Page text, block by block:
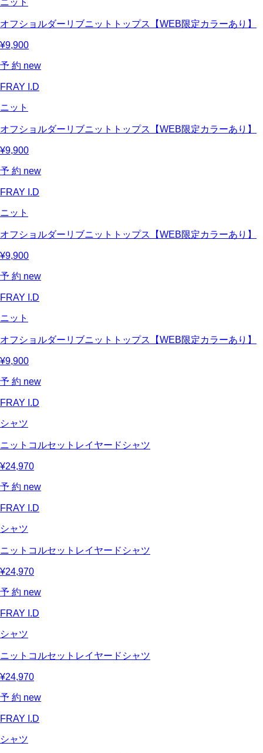
オフショルダーリブニットトップス【WEB限定カラーあり】
¥9,900
予 約 new
FRAY I.D
ニット
オフショルダーリブニットトップス【WEB限定カラーあり】
¥9,900
予 約 new
FRAY I.D
ニット
オフショルダーリブニットトップス【WEB限定カラーあり】
¥9,900
予 約 new
FRAY I.D
ニット
オフショルダーリブニットトップス【WEB限定カラーあり】
¥9,900
予 約 new
FRAY I.D
シャツ
ニットコルセットレイヤードシャツ
¥24,970
予 約 new
FRAY I.D
シャツ
ニットコルセットレイヤードシャツ
¥24,970
予 約 new
FRAY I.D
シャツ
ニットコルセットレイヤードシャツ
¥24,970
予 約 new
FRAY I.D
シャツ